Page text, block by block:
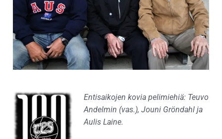
Entisaikojen kovia pelimiehiä: Teuvo
Andelmin (vas.), Jouni Gröndahl ja
Aulis Laine.